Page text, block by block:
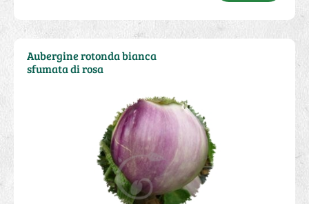
Aubergine rotonda bianca
sfumata di rosa